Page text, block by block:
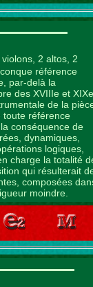
2 altos, 2
référence
par-delà la
des XVIIIe et XIXe
de la
toute référence
conséquence de
dynamiques,
logiques,
charge la totalité
qui résulterait
composées
moindre.